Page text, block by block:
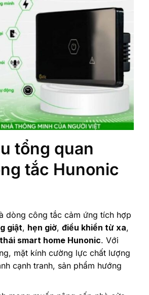
tổng quan
tắc Hunonic
dòng công tắc cảm ứng tích hợp
giật, hẹn giờ, điều khiển từ xa,
smart home Hunonic. Với
mặt kính cường lực chất lượng
cạnh tranh, sản phẩm hướng